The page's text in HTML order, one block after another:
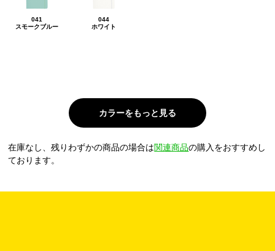
041
スモークブルー
044
ホワイト
在庫なし、残りわずかの商品の場合は関連商品の購入をおすすめし
ております。